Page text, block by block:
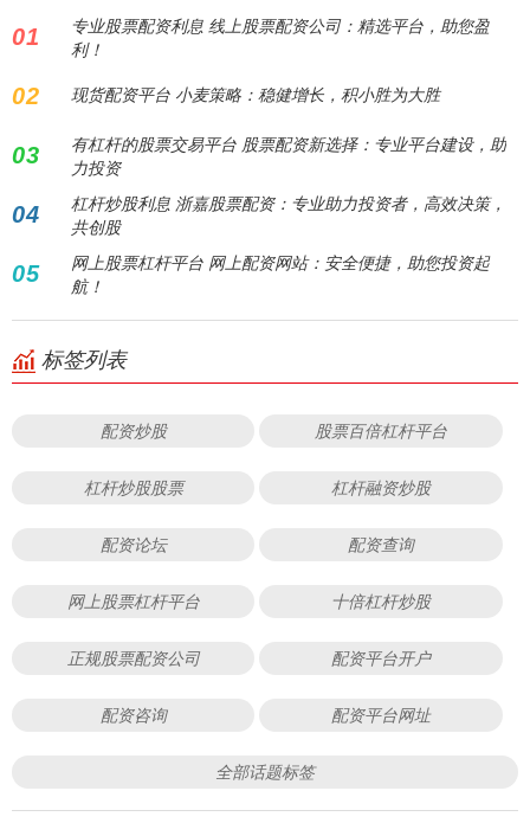
01
专业股票配资利息 线上股票配资公司：精选平台，助您盈
利！
02 现货配资平台 小麦策略：稳健增长，积小胜为大胜
03
有杠杆的股票交易平台 股票配资新选择：专业平台建设，助
力投资
04
杠杆炒股利息 浙嘉股票配资：专业助力投资者，高效决策，
共创股
05
网上股票杠杆平台 网上配资网站：安全便捷，助您投资起
航！
标签列表
配资炒股 股票百倍杠杆平台
杠杆炒股股票 杠杆融资炒股
配资论坛 配资查询
网上股票杠杆平台 十倍杠杆炒股
正规股票配资公司 配资平台开户
配资咨询 配资平台网址
全部话题标签